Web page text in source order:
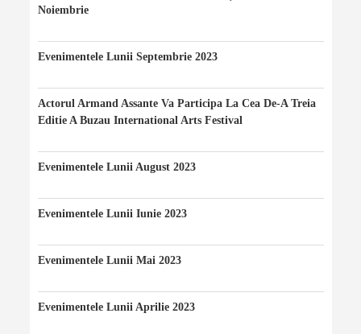
Noiembrie
Evenimentele Lunii Septembrie 2023
Actorul Armand Assante Va Participa La Cea De-A Treia
Editie A Buzau International Arts Festival
Evenimentele Lunii August 2023
Evenimentele Lunii Iunie 2023
Evenimentele Lunii Mai 2023
Evenimentele Lunii Aprilie 2023